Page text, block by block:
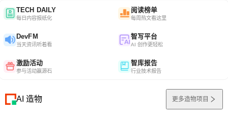
TECH DAILY
每日内容报纸化
阅读榜单
每周热文看这里
DevFM
当天资讯听着看
智写平台
AI 创作更轻松
激励活动
参与活动赢源石
智库报告
行业技术报告
AI 造物 更多造物项目